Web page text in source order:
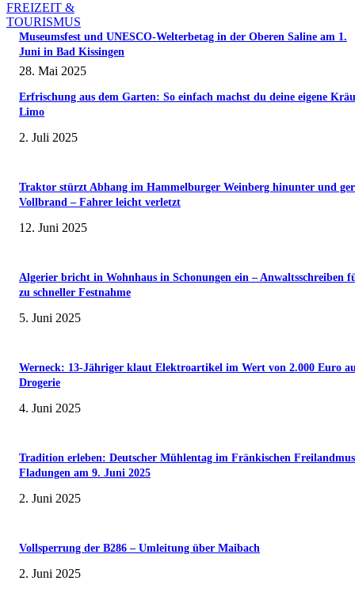
FREIZEIT &
TOURISMUS
Museumsfest und UNESCO-Welterbetag in der Oberen Saline am 1.
Juni in Bad Kissingen
28. Mai 2025
Erfrischung aus dem Garten: So einfach machst du deine eigene
Limo
2. Juli 2025
Traktor stürzt Abhang im Hammelburger Weinberg hinunter und
Vollbrand – Fahrer leicht verletzt
12. Juni 2025
Algerier bricht in Wohnhaus in Schonungen ein – Anwaltsschreiben
zu schneller Festnahme
5. Juni 2025
Werneck: 13-Jähriger klaut Elektroartikel im Wert von 2.000 Euro
Drogerie
4. Juni 2025
Tradition erleben: Deutscher Mühlentag im Fränkischen
Fladungen am 9. Juni 2025
2. Juni 2025
Vollsperrung der B286 – Umleitung über Maibach
2. Juni 2025